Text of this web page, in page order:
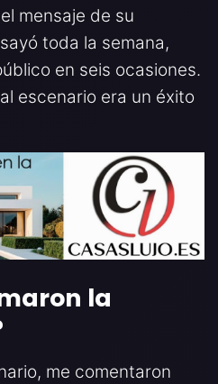
mensaje de su
toda la semana,
en seis ocasiones.
escenario era un éxito
la
me comentaron